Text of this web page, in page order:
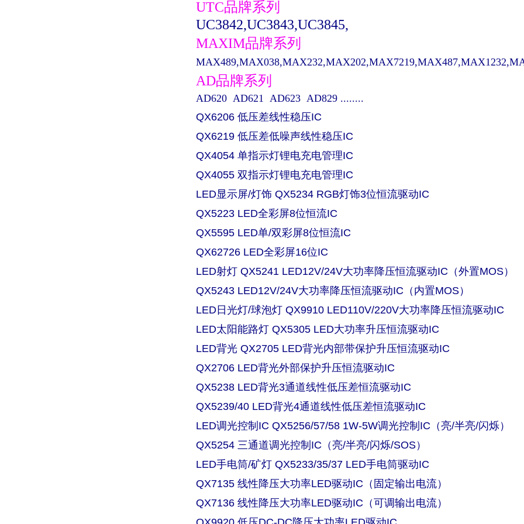
UTC品牌系列
UC3842,UC3843,UC3845,
MAXIM品牌系列
AD品牌系列
AD620 AD621 AD623 AD829 ........
QX6206 低压差线性稳压IC
QX6219 低压差低噪声线性稳压IC
QX4054 单指示灯锂电充电管理IC
QX4055 双指示灯锂电充电管理IC
LED显示屏/灯饰 QX5234 RGB灯饰3位恒流驱动IC
QX5223 LED全彩屏8位恒流IC
QX5595 LED单/双彩屏8位恒流IC
QX62726 LED全彩屏16位IC
LED射灯 QX5241 LED12V/24V大功率降压恒流驱动IC（外置MOS）
QX5243 LED12V/24V大功率降压恒流驱动IC（内置MOS）
LED日光灯/球泡灯 QX9910 LED110V/220V大功率降压恒流驱动IC
LED太阳能路灯 QX5305 LED大功率升压恒流驱动IC
LED背光 QX2705 LED背光内部带保护升压恒流驱动IC
QX2706 LED背光外部保护升压恒流驱动IC
QX5238 LED背光3通道线性低压差恒流驱动IC
QX5239/40 LED背光4通道线性低压差恒流驱动IC
LED调光控制IC QX5256/57/58 1W-5W调光控制IC（亮/半亮/闪烁）
QX5254 三通道调光控制IC（亮/半亮/闪烁/SOS）
LED手电筒/矿灯 QX5233/35/37 LED手电筒驱动IC
QX7135 线性降压大功率LED驱动IC（固定输出电流）
QX7136 线性降压大功率LED驱动IC（可调输出电流）